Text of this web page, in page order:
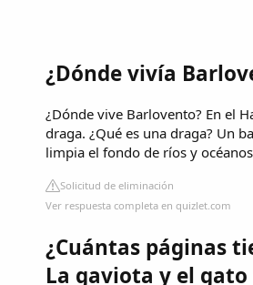
¿Dónde vivía
¿Dónde vive Barlovento? En el
draga. ¿Qué es una draga? Un
limpia el fondo de ríos y
Solicitud de eliminación
Ver respuesta completa en quizlet.com
¿Cuántas páginas
La gaviota y el gato